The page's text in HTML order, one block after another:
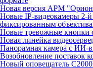
Новая версия АРМ
Новые IP-видеокамеры 2-
фиксированным
Новые тревожные кнопки
Новая линейка
Панорамная камера с ИИ-
Возобновление поставок
Новый оповещатель